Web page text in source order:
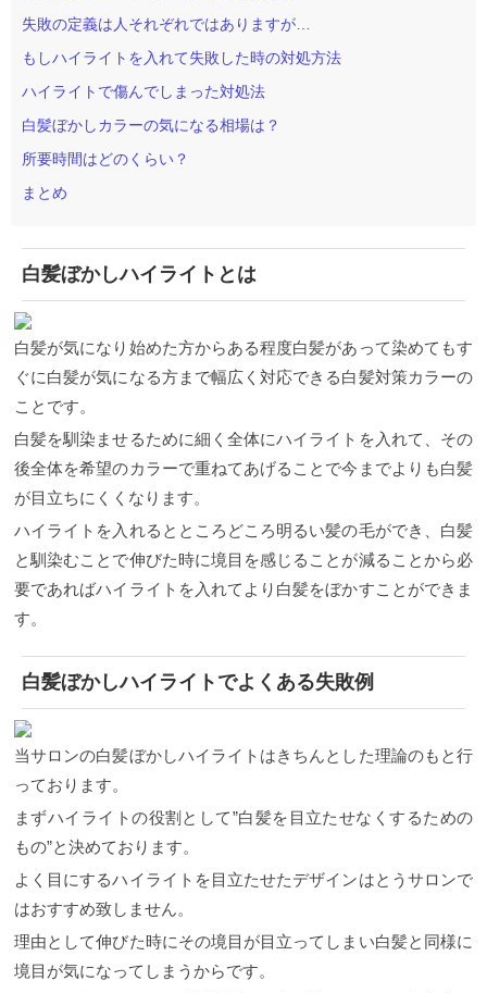
失敗の定義は人それぞれではありますが…
もしハイライトを入れて失敗した時の対処方法
ハイライトで傷んでしまった対処法
白髪ぼかしカラーの気になる相場は？
所要時間はどのくらい？
まとめ
白髪ぼかしハイライトとは
白髪が気になり始めた方からある程度白髪があって染めてもす
ぐに白髪が気になる方まで幅広く対応できる白髪対策カラーの
ことです。
白髪を馴染ませるために細く全体にハイライトを入れて、その
後全体を希望のカラーで重ねてあげることで今までよりも白髪
が目立ちにくくなります。
ハイライトを入れるとところどころ明るい髪の毛ができ、白髪
と馴染むことで伸びた時に境目を感じることが減ることから必
要であればハイライトを入れてより白髪をぼかすことができま
す。
白髪ぼかしハイライトでよくある失敗例
当サロンの白髪ぼかしハイライトはきちんとした理論のもと行
っております。
まずハイライトの役割として”白髪を目立たせなくするための
もの”と決めております。
よく目にするハイライトを目立たせたデザインはとうサロンで
はおすすめ致しません。
理由として伸びた時にその境目が目立ってしまい白髪と同様に
境目が気になってしまうからです。